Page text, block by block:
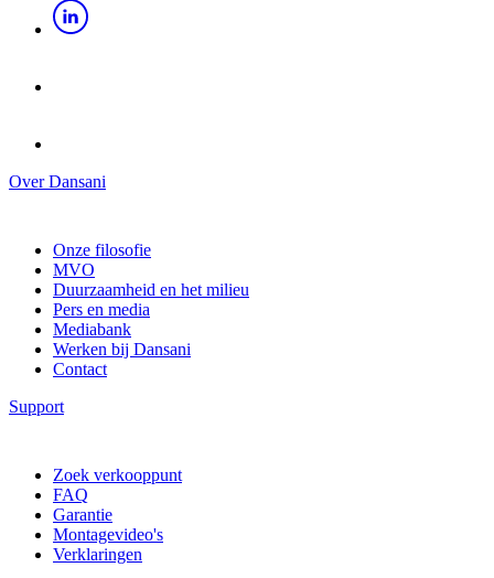
Over Dansani
Onze filosofie
MVO
Duurzaamheid en het milieu
Pers en media
Mediabank
Werken bij Dansani
Contact
Support
Zoek verkooppunt
FAQ
Garantie
Montagevideo's
Verklaringen